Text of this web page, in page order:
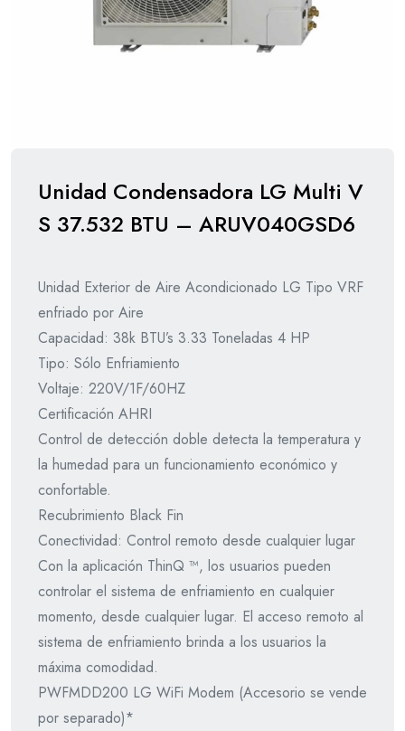
Unidad Condensadora LG Multi V
S 37.532 BTU – ARUV040GSD6
Unidad Exterior de Aire Acondicionado LG Tipo VRF
enfriado por Aire
Capacidad: 38k BTU’s 3.33 Toneladas 4 HP
Tipo: Sólo Enfriamiento
Voltaje: 220V/1F/60HZ
Certificación AHRI
Control de detección doble detecta la temperatura y
la humedad para un funcionamiento económico y
confortable.
Recubrimiento Black Fin
Conectividad: Control remoto desde cualquier lugar
Con la aplicación ThinQ ™, los usuarios pueden
controlar el sistema de enfriamiento en cualquier
momento, desde cualquier lugar. El acceso remoto al
sistema de enfriamiento brinda a los usuarios la
máxima comodidad.
PWFMDD200 LG WiFi Modem (Accesorio se vende
por separado)*